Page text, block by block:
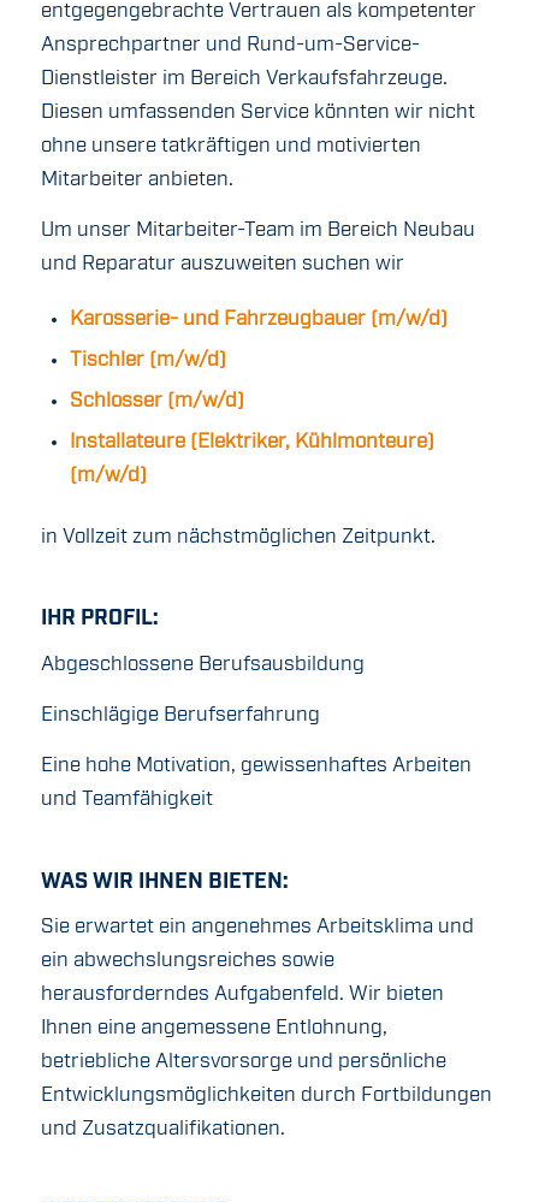
entgegengebrachte Vertrauen als kompetenter
Ansprechpartner und Rund-um-Service-
Dienstleister im Bereich Verkaufsfahrzeuge.
Diesen umfassenden Service könnten wir nicht
ohne unsere tatkräftigen und motivierten
Mitarbeiter anbieten.
Um unser Mitarbeiter-Team im Bereich Neubau
und Reparatur auszuweiten suchen wir
Karosserie- und Fahrzeugbauer (m/w/d)
Tischler (m/w/d)
Schlosser (m/w/d)
Installateure (Elektriker, Kühlmonteure)
(m/w/d)
in Vollzeit zum nächstmöglichen Zeitpunkt.
IHR PROFIL:
Abgeschlossene Berufsausbildung
Einschlägige Berufserfahrung
Eine hohe Motivation, gewissenhaftes Arbeiten
und Teamfähigkeit
WAS WIR IHNEN BIETEN:
Sie erwartet ein angenehmes Arbeitsklima und
ein abwechslungsreiches sowie
herausforderndes Aufgabenfeld. Wir bieten
Ihnen eine angemessene Entlohnung,
betriebliche Altersvorsorge und persönliche
Entwicklungsmöglichkeiten durch Fortbildungen
und Zusatzqualifikationen.